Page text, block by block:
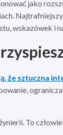
jako
wskazówek i
że sztuczna
To